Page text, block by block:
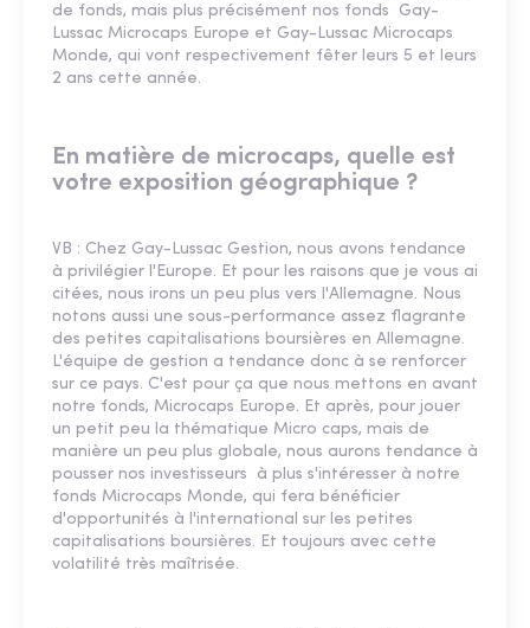
de fonds, mais plus précisément nos fonds Gay-
Lussac Microcaps Europe et Gay-Lussac Microcaps
Monde, qui vont respectivement fêter leurs 5 et leurs
2 ans cette année.
En matière de microcaps, quelle est
votre exposition géographique ?
VB : Chez Gay-Lussac Gestion, nous avons tendance
à privilégier l'Europe. Et pour les raisons que je vous ai
citées, nous irons un peu plus vers l'Allemagne. Nous
notons aussi une sous-performance assez flagrante
des petites capitalisations boursières en Allemagne.
L'équipe de gestion a tendance donc à se renforcer
sur ce pays. C'est pour ça que nous mettons en avant
notre fonds, Microcaps Europe. Et après, pour jouer
un petit peu la thématique Micro caps, mais de
manière un peu plus globale, nous aurons tendance à
pousser nos investisseurs à plus s'intéresser à notre
fonds Microcaps Monde, qui fera bénéficier
d'opportunités à l'international sur les petites
capitalisations boursières. Et toujours avec cette
volatilité très maîtrisée.